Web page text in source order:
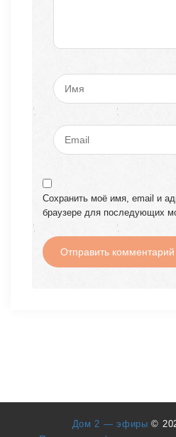
Сохранить моё имя, email и
браузере для последующих
Дом 2 — эфиры©